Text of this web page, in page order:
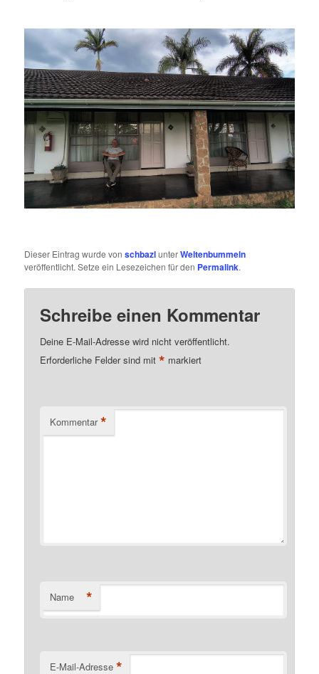
Dieser Eintrag wurde vonschbazlunterWeltenbummeln
veröffentlicht. Setze ein Lesezeichen für den Permalink.
Schreibe einen Kommentar
Deine E-Mail-Adresse wird nicht veröffentlicht.
Erforderliche Felder sind mit* markiert
Kommentar *
Name *
E-Mail-Adresse *